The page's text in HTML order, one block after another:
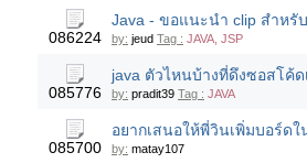
086224
Java - ขอแนะนำ clip สำหรั
by: jeud Tag : JAVA, JSP
085776
java ตัวไหนบ้างที่ดึงซอสโค้
by: pradit39 Tag : JAVA
085700
อยากเสนอให้พี่วินเพิ่มบอร์ด
by: matay107